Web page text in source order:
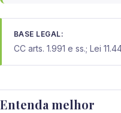
BASE LEGAL:
CC arts. 1.991 e ss.; Lei
Entenda melhor